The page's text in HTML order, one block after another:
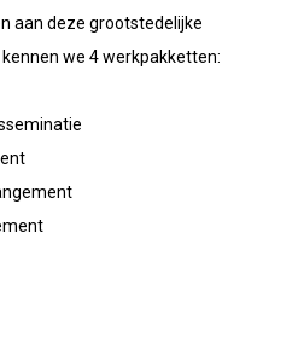
aan deze grootstedelijke
we 4 werkpakketten: